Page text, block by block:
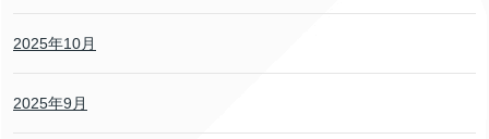
2025年10月
2025年9月